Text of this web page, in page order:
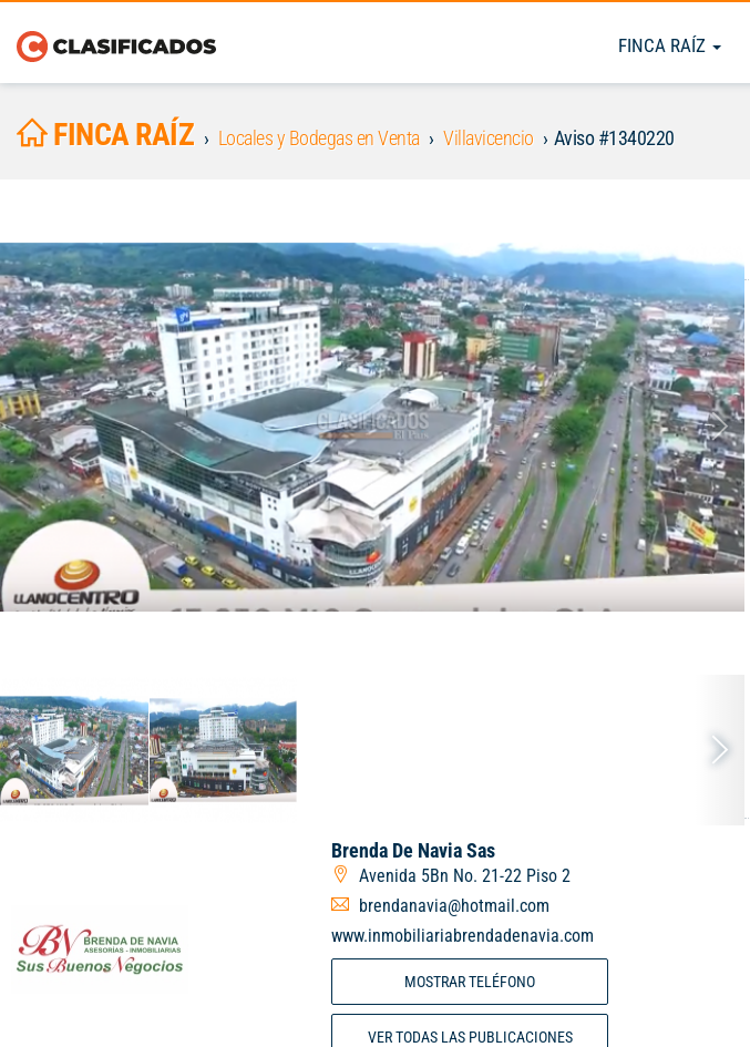
FINCA RAÍZ
FINCA RAÍZ Locales y Bodegas en Venta Villavicencio Aviso #1340220
Brenda De Navia Sas
Avenida 5Bn No. 21-22 Piso 2
brendanavia@hotmail.com
www.inmobiliariabrendadenavia.com
MOSTRAR TELÉFONO
VER TODAS LAS PUBLICACIONES